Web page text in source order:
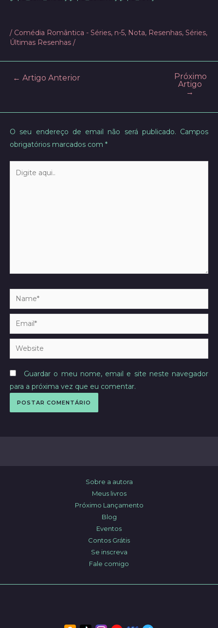
/ Comédia Romântica - Séries, n-5, Nota, Resenhas, Séries,
Últimas Resenhas /
Post← Artigo Anterior
Próximo
Artigo
→
O seu endereço de email não será publicado. Campos
obrigatórios marcados com *
aqui..
Name*
Email*
Website
Guardar o meu nome, email e site neste navegador
para a próxima vez que eu comentar.
Sobre a autora
Meus livros
Próximo Lançamento
Blog
Eventos
Contos Grátis
Se inscreva
Fale comigo